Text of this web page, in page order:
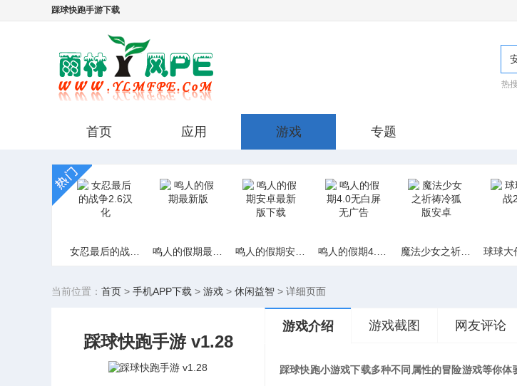
踩球快跑手游下载
热
首页 应用 游戏 专题
当前位置： 首页 > 手机APP下载 > 游戏 > 休闲益智 > 详细页面
踩球快跑手游 v1.28
游戏介绍 游戏截图 网友评论
踩球快跑小游戏下载多种不同属性的冒险游戏等你